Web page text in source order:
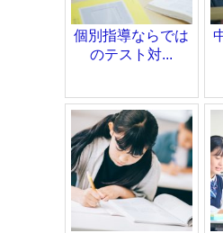
個別指導ならでは
のテスト対...